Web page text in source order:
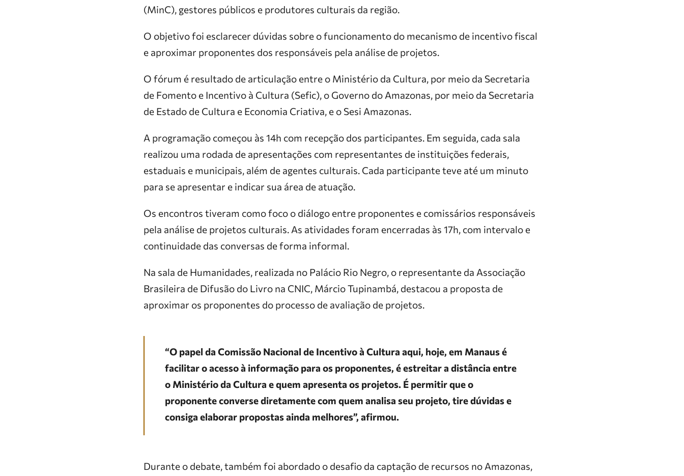
(MinC), gestores públicos e produtores culturais da região.
O objetivo foi esclarecer dúvidas sobre o funcionamento do mecanismo de incentivo fiscal
e aproximar proponentes dos responsáveis pela análise de projetos.
O fórum é resultado de articulação entre o Ministério da Cultura, por meio da Secretaria
de Fomento e Incentivo à Cultura (Sefic), o Governo do Amazonas, por meio da Secretaria
de Estado de Cultura e Economia Criativa, e o Sesi Amazonas.
A programação começou às 14h com recepção dos participantes. Em seguida, cada sala
realizou uma rodada de apresentações com representantes de instituições federais,
estaduais e municipais, além de agentes culturais. Cada participante teve até um minuto
para se apresentar e indicar sua área de atuação.
Os encontros tiveram como foco o diálogo entre proponentes e comissários responsáveis
pela análise de projetos culturais. As atividades foram encerradas às 17h, com intervalo e
continuidade das conversas de forma informal.
Na sala de Humanidades, realizada no Palácio Rio Negro, o representante da Associação
Brasileira de Difusão do Livro na CNIC, Márcio Tupinambá, destacou a proposta de
aproximar os proponentes do processo de avaliação de projetos.
“O papel da Comissão Nacional de Incentivo à Cultura aqui, hoje, em Manaus é
facilitar o acesso à informação para os proponentes, é estreitar a distância entre
o Ministério da Cultura e quem apresenta os projetos. É permitir que o
proponente converse diretamente com quem analisa seu projeto, tire dúvidas e
consiga elaborar propostas ainda melhores”, afirmou.
Durante o debate, também foi abordado o desafio da captação de recursos no Amazonas,